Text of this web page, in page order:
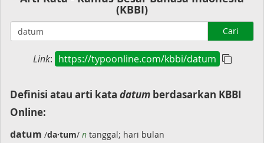
(KBBI)
Cari
Link: https://typoonline.com/kbbi/datum
Definisi atau arti kata datum berdasarkan KBBI
Online:
datum /da·tum/ n tanggal; hari bulan